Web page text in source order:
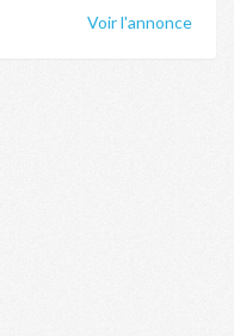
Voir l'annonce